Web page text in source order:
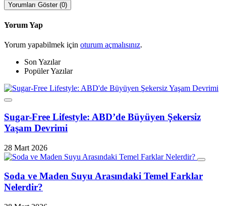
Yorumları Göster (0)
Yorum Yap
Yorum yapabilmek için oturum açmalısınız.
Son Yazılar
Popüler Yazılar
Sugar-Free Lifestyle: ABD’de Büyüyen Şekersiz
Yaşam Devrimi
28 Mart 2026
Soda ve Maden Suyu Arasındaki Temel Farklar
Nelerdir?